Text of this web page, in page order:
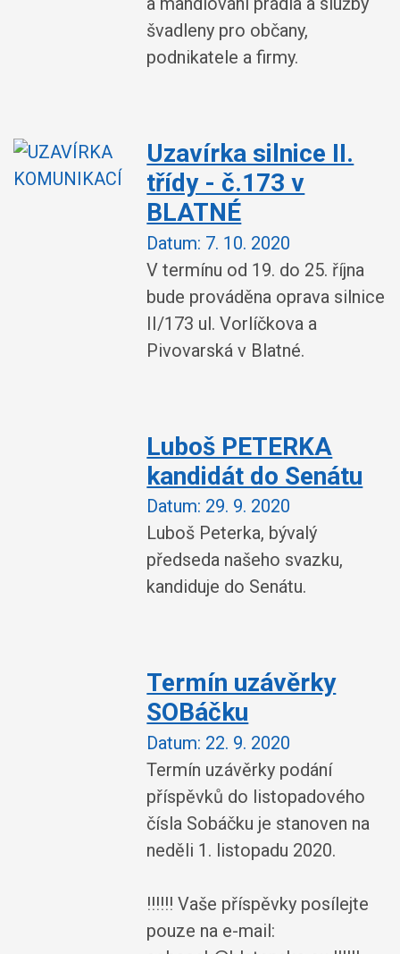
švadleny pro občany,
podnikatele a firmy.
Uzavírka silnice II.
třídy - č.173 v
BLATNÉ
Datum: 7. 10. 2020
V termínu od 19. do 25. října
bude prováděna oprava silnice
II/173 ul. Vorlíčkova a
Pivovarská v Blatné.
Luboš PETERKA
kandidát do Senátu
Datum: 29. 9. 2020
Luboš Peterka, bývalý
předseda našeho svazku,
kandiduje do Senátu.
Termín uzávěrky
SOBáčku
Datum: 22. 9. 2020
Termín uzávěrky podání
příspěvků do listopadového
čísla Sobáčku je stanoven na
neděli 1. listopadu 2020.
!!!!!! Vaše příspěvky posílejte
pouze na e-mail: